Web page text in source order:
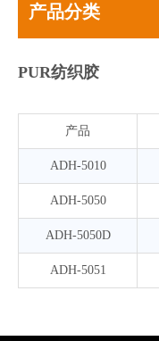
产品分类
PUR纺织胶
产品
ADH-5010
ADH-5050
ADH-5050D
ADH-5051